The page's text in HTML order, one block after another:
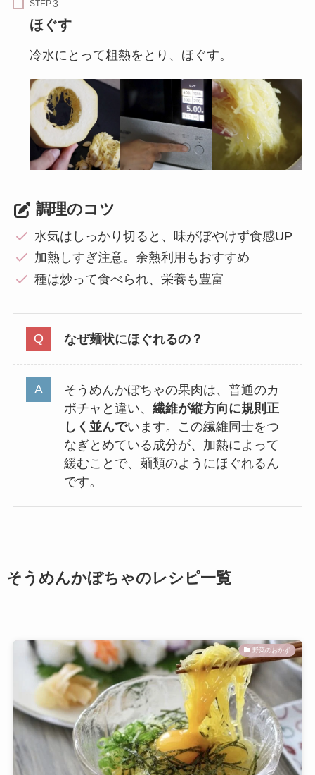
STEP
ほぐす
冷水にとって粗熱をとり、ほぐす。
調理のコツ
水気はしっかり切ると、味がぼやけず食感UP
加熱しすぎ注意。余熱利用もおすすめ
種は炒って食べられ、栄養も豊富
なぜ麺状にほぐれるの？
そうめんかぼちゃの果肉は、普通のカ
ボチャと違い、 繊維が縦方向に規則正
しく並んでいます。この繊維同士をつ
なぎとめている成分が、加熱によって
緩むことで、麺類のようにほぐれるん
です。
そうめんかぼちゃのレシピ一覧
野菜のおかず